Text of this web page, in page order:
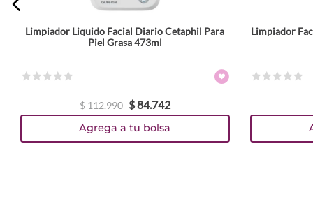
Limpiador Liquido Facial Diario Cetaphil Para
Piel Grasa 473ml
$112.990 $84.742
Agrega a tu bolsa
Limpiador